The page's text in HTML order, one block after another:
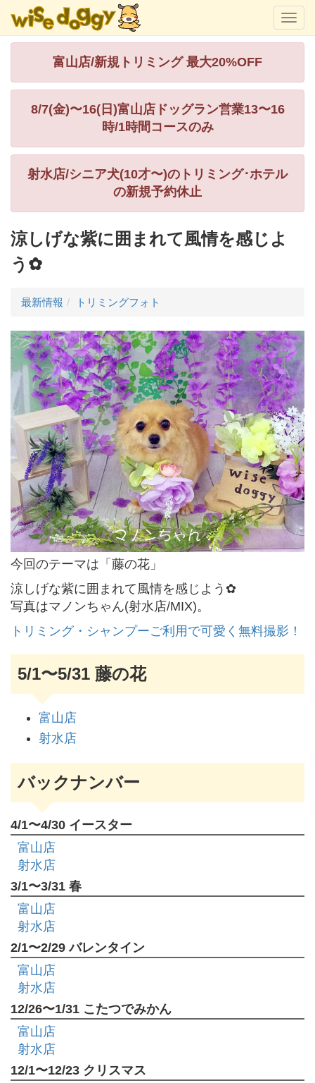
富山店/新規トリミング 最大20%OFF
8/7(金)〜16(日)富山店ドッグラン営業13〜16
時/1時間コースのみ
射水店/シニア犬(10才〜)のトリミング･ホテル
の新規予約休止
涼しげな紫に囲まれて風情を感じよ
う✿
最新情報 トリミングフォト
今回のテーマは「藤の花」
涼しげな紫に囲まれて風情を感じよう✿
写真はマノンちゃん(射水店/MIX)。
トリミング・シャンプーご利用で可愛く無料撮影！
5/1〜5/31 藤の花
富山店
射水店
バックナンバー
4/1〜4/30 イースター
富山店
射水店
3/1〜3/31 春
富山店
射水店
2/1〜2/29 バレンタイン
富山店
射水店
12/26〜1/31 こたつでみかん
富山店
射水店
12/1〜12/23 クリスマス